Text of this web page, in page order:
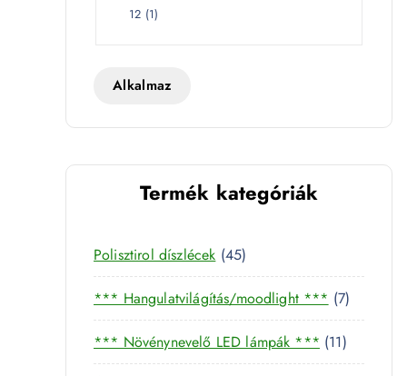
mennyiség
W
t
12 (1)
Alkalmaz
Termék kategóriák
Polisztirol díszlécek 454
5
t
e
r
*** Hangulatvilágítás/moodlight *** 77
t
e
r
*** Növénynevelő LED lámpák *** 111
1